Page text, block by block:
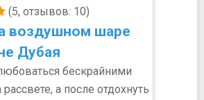
(5, отзывов: 10)
воздушном шаре
Дубая
бескрайними
а после отдохнуть